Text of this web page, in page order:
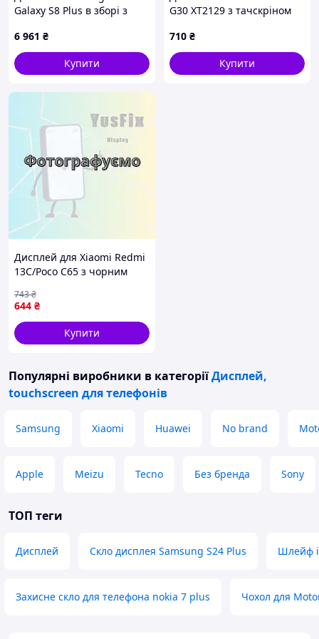
Galaxy S8 Plus в зборі з
(оригінал переклей)
6 961 ₴
Купити
G30 XT2129 з тачскріном
710 ₴
Купити
Дисплей для Xiaomi Redmi
13C/Poco C65 з чорним
644 ₴
743₴
Купити
Популярні виробники в категоріїДисплей,
touchscreen для телефонів
Samsung Xiaomi Huawei No brand
Apple Meizu Tecno Без бренда Sony
ТОП теги
Дисплей Скло дисплея Samsung S24 Plus Шлейф
Захисне скло для телефона nokia 7 plus Чохол для